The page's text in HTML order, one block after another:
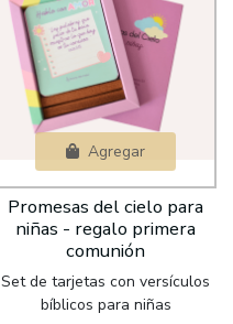
Agregar
Promesas del cielo para
niñas - regalo primera
comunión
Set de tarjetas con versículos
bíblicos para niñas